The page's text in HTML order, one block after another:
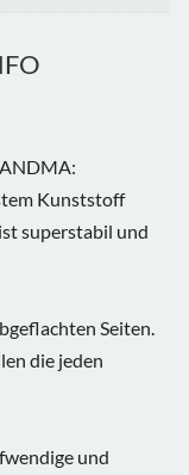
Kunststoff
superstabil und
Seiten.
die jeden
und